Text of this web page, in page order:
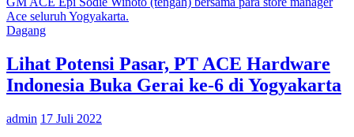
Terpilih
Google
Ace seluruh Yogyakarta.
Dagang
Lihat Potensi Pasar, PT ACE Hardware
Indonesia Buka Gerai ke-6 di Yogyakarta
admin 17 Juli 2022